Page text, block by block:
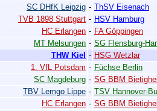
SC DHfK Leipzig - ThSV Eisenach
TVB 1898 Stuttgart - HSV Hamburg
HC Erlangen - FA Göppingen
MT Melsungen - SG Flensburg-
THW Kiel - HSG Wetzlar
1. VfL Potsdam - Füchse Berlin
SC Magdeburg - SG BBM
TBV Lemgo Lippe - TSV Hannover-
HC Erlangen - SG BBM